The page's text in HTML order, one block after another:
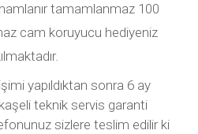
tamamlanmaz 100
cam koruyucu hediyeniz
yapıldıktan sonra 6 ay
teknik servis garanti
sizlere teslim edilir ki